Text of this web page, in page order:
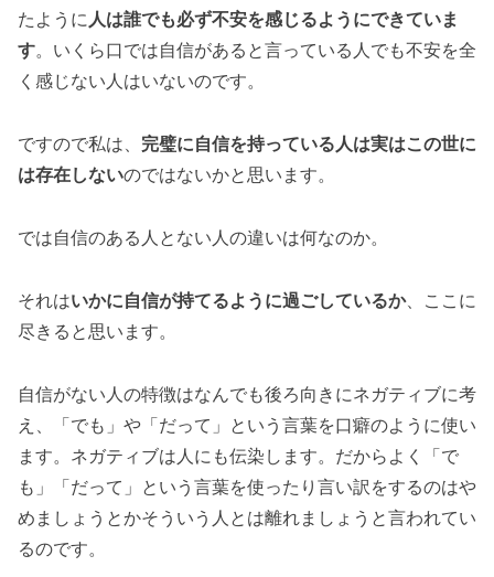
たように 人は誰でも必ず不安を感じるようにできていま
す。いくら口では自信があると言っている人でも不安を全
く感じない人はいないのです。
ですので私は、 完璧に自信を持っている人は実はこの世に
は存在しないのではないかと思います。
では自信のある人とない人の違いは何なのか。
それはいかに自信が持てるように過ごしているか、ここに
尽きると思います。
自信がない人の特徴はなんでも後ろ向きにネガティブに考
え、「でも」や「だって」という言葉を口癖のように使い
ます。ネガティブは人にも伝染します。だからよく「で
も」「だって」という言葉を使ったり言い訳をするのはや
めましょうとかそういう人とは離れましょうと言われてい
るのです。